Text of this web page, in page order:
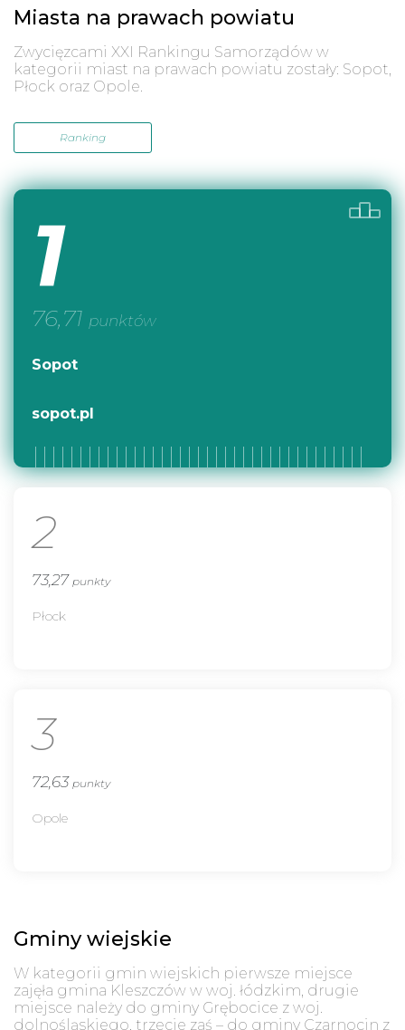
Miasta na prawach powiatu
Zwycięzcami XXI Rankingu Samorządów w
kategorii miast na prawach powiatu zostały: Sopot,
Płock oraz Opole.
Ranking
1
76,71 punktów
Sopot
sopot.pl
2
73,27 punkty
Płock
3
72,63 punkty
Opole
Gminy wiejskie
W kategorii gmin wiejskich pierwsze miejsce
zajęła gmina Kleszczów w woj. łódzkim, drugie
miejsce należy do gminy Grębocice z woj.
dolnośląskiego, trzecie zaś – do gminy Czarnocin z